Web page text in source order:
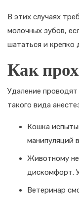
В этих случаях
молочных зубов,
шататься и крепко
Как
Удаление
такого вида
Кошка
манипуляций
Животному не
дискомфорт.
Ветеринар